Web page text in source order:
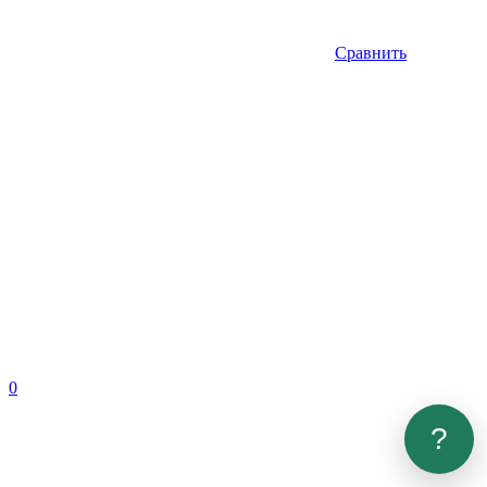
Сравнить
0
?